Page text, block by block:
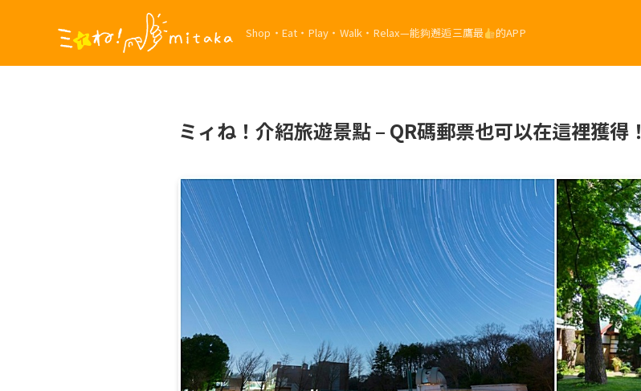
Shop・Eat・Play・Walk・Relax—能夠邂逅三鷹最 的APP
ミィね！介紹旅遊景點 – QR碼郵票也可以在這裡獲得！